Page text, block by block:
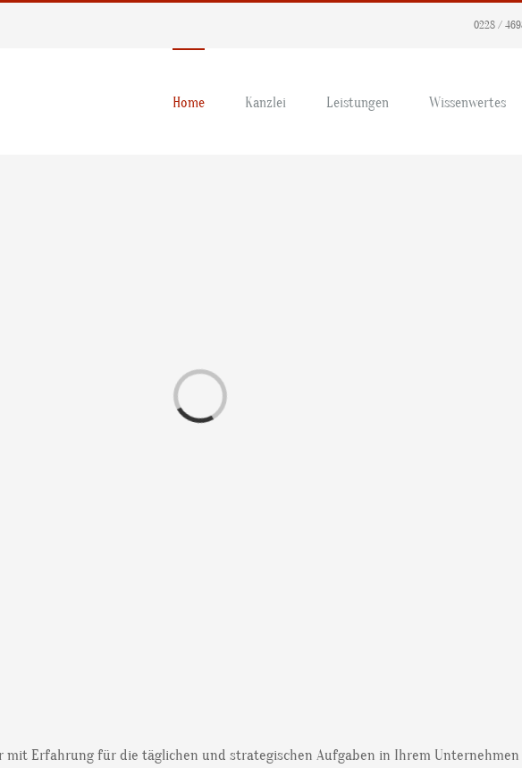
0228 /
Home Kanzlei Leistungen Wissenwertes
Loading...
mit Erfahrung für die täglichen und strategischen Aufgaben in Ihrem